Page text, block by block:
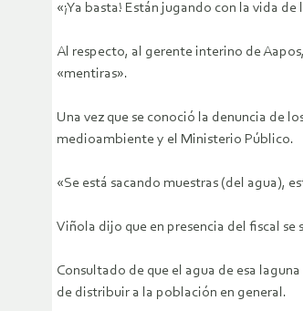
«¡Ya basta! Están jugando con la vida
Al respecto, al gerente interino de
«mentiras».
Una vez que se conoció la denuncia de
medioambiente y el Ministerio Público.
«Se está sacando muestras (del agua),
Viñola dijo que en presencia del fiscal se
Consultado de que el agua de esa
de distribuir a la población en general.